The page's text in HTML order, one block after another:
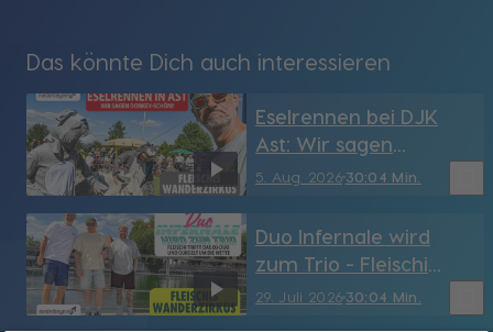
Das könnte Dich auch interessieren
5. Aug. 202630:04 Min.
Eselrennen bei DJK
Ast: Wir sagen
Donkey-schön!
29. Juli 202630:04 Min.
Duo Infernale wird
zum Trio - Fleischi
trifft das DJ-Duo und
gurgelt um die Wette